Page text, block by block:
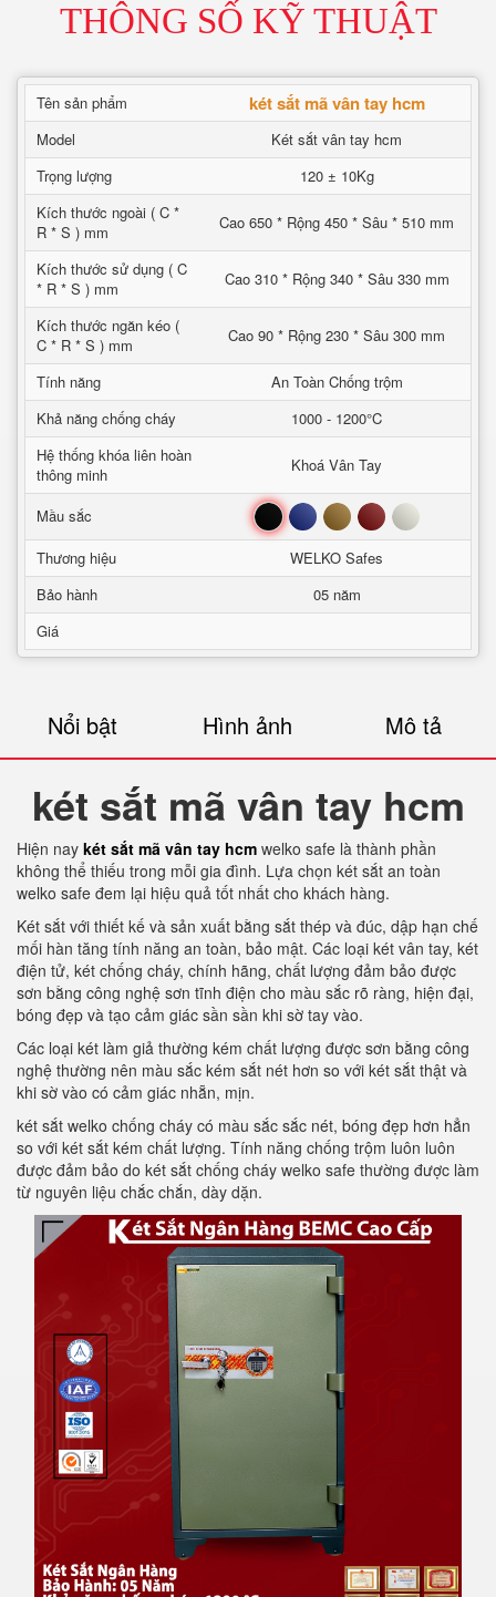
THÔNG SỐ KỸ THUẬT
Tên sản phẩm két sắt mã vân tay hcm
Model
Két sắt vân tay hcm
Trọng lượng
120 ± 10Kg
Kích thước ngoài ( C *
R * S ) mm
Cao 650 * Rộng 450 * Sâu * 510 mm
Kích thước sử dụng ( C
* R * S ) mm
Cao 310 * Rộng 340 * Sâu 330 mm
Kích thước ngăn kéo (
C * R * S ) mm
Cao 90 * Rộng 230 * Sâu 300 mm
Tính năng
An Toàn Chống trộm
Khả năng chống cháy
1000 - 1200°C
Hệ thống khóa liên hoàn
thông minh
Khoá Vân Tay
Mầu sắc Đen Xanh Nâu Đỏ Trắng
Thương hiệu
WELKO Safes
Bảo hành
05 năm
Giá
Nổi bật Hình ảnh Mô tả
két sắt mã vân tay hcm
Hiện nay két sắt mã vân tay hcm welko safe là thành phần
không thể thiếu trong mỗi gia đình. Lựa chọn két sắt an toàn
welko safe đem lại hiệu quả tốt nhất cho khách hàng.
Két sắt với thiết kế và sản xuất bằng sắt thép và đúc, dập hạn chế
mối hàn tăng tính năng an toàn, bảo mật. Các loại két vân tay, két
điện tử, két chống cháy, chính hãng, chất lượng đảm bảo được
sơn bằng công nghệ sơn tĩnh điện cho màu sắc rõ ràng, hiện đại,
bóng đẹp và tạo cảm giác sần sần khi sờ tay vào.
Các loại két làm giả thường kém chất lượng được sơn bằng công
nghệ thường nên màu sắc kém sắt nét hơn so với két sắt thật và
khi sờ vào có cảm giác nhẵn, mịn.
két sắt welko chống cháy có màu sắc sắc nét, bóng đẹp hơn hẳn
so với két sắt kém chất lượng. Tính năng chống trộm luôn luôn
được đảm bảo do két sắt chống cháy welko safe thường được làm
từ nguyên liệu chắc chắn, dày dặn.